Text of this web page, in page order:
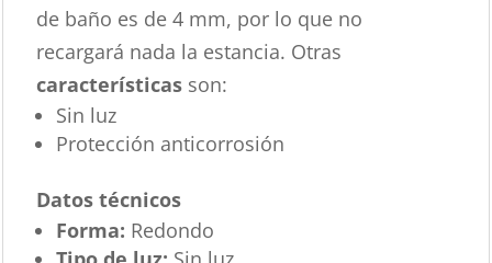
de baño es de 4 mm, por lo que no
recargará nada la estancia. Otras
características son:
Sin luz
Protección anticorrosión
Datos técnicos
Forma: Redondo